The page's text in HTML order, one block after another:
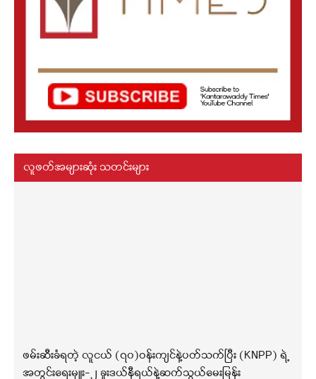
လူဖတ်အများဆုံး သတင်းများ
ဖမ်းဆီးခံရတဲ့ လူငယ် (၇၀)ဝန်းကျင်နဲ့ပတ်သက်ပြီး (KNPP) ရဲ့
အတွင်းရေးမှူး-၂ ခူးဒယ်နီရယ်နဲ့ဆက်သွယ်မေးမြန်း